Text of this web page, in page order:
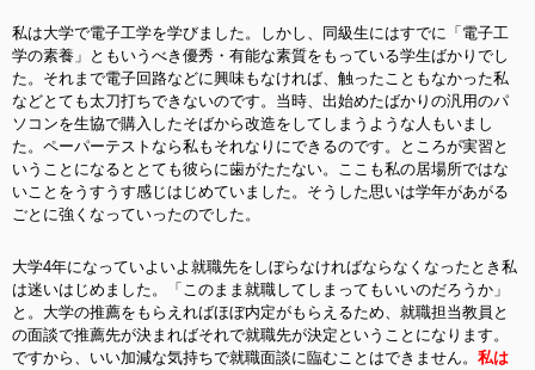
私は大学で電子工学を学びました。しかし、同級生にはすでに「電子工
学の素養」ともいうべき優秀・有能な素質をもっている学生ばかりでし
た。それまで電子回路などに興味もなければ、触ったこともなかった私
などとても太刀打ちできないのです。当時、出始めたばかりの汎用のパ
ソコンを生協で購入したそばから改造をしてしまうような人もいまし
た。ペーパーテストなら私もそれなりにできるのです。ところが実習と
いうことになるととても彼らに歯がたたない。ここも私の居場所ではな
いことをうすうす感じはじめていました。そうした思いは学年があがる
ごとに強くなっていったのでした。
大学4年になっていよいよ就職先をしぼらなければならなくなったとき私
は迷いはじめました。「このまま就職してしまってもいいのだろうか」
と。大学の推薦をもらえればほぼ内定がもらえるため、就職担当教員と
の面談で推薦先が決まればそれで就職先が決定ということになります。
ですから、いい加減な気持ちで就職面談に臨むことはできません。 私は